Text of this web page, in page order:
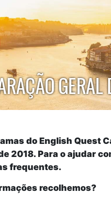
GERAL
do English Quest
2018. Para o ajudar
frequentes.
recolhemos?